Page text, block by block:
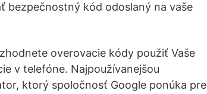
bezpečnostný kód odoslaný na vaše
overovacie kódy použiť Vaše
v telefóne. Najpoužívanejšou
ktorý spoločnosť Google ponúka pre